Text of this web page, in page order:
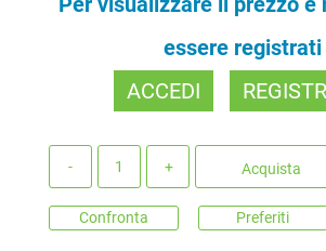
essere registrati
ACCEDI
Acquista
Confronta Preferiti